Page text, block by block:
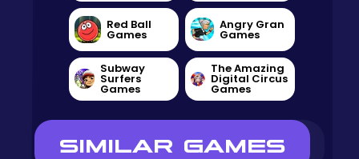
Red Ball
Games
Angry Gran
Games
Subway
Surfers
Games
The Amazing
Digital Circus
Games
SIMILAR GAMES